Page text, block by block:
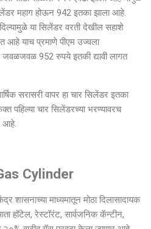
महाग होऊन 942 इतका झाला आहे.
या सिलेंडर वरती देखील सहाशे
आहे याच प्रमाणे पीएम उज्वला
जवळजवळ 952 रुपये इतकी द्यावी लागत
सरासरी वापर हा चार सिलेंडर इतका
चार सिलेंडरच्या भरण्यावरच
आहे.
Cylinder
शासनाच्या माध्यमातून मोठा दिलासादायक
हॉटेल, रेस्टॉरंट, सार्वजनिक कॅन्टीन,